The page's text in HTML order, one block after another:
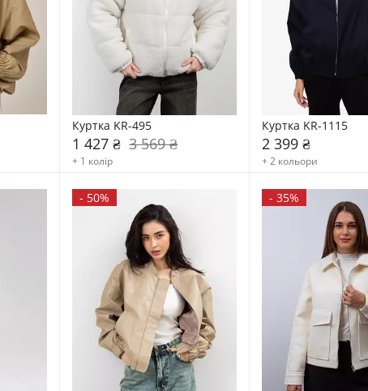
Куртка KR-495
1 427 ₴ 3 569 ₴
+ 1 колір
Куртка KR-1115
2 399 ₴
+ 2 кольори
- 50% - 35%